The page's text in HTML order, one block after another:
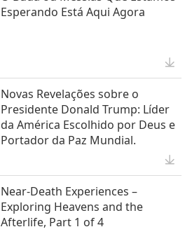
Esperando Está Aqui Agora
Novas Revelações sobre o
Presidente Donald Trump: Líder
da América Escolhido por Deus e
Portador da Paz Mundial.
Near-Death Experiences –
Exploring Heavens and the
Afterlife, Part 1 of 4